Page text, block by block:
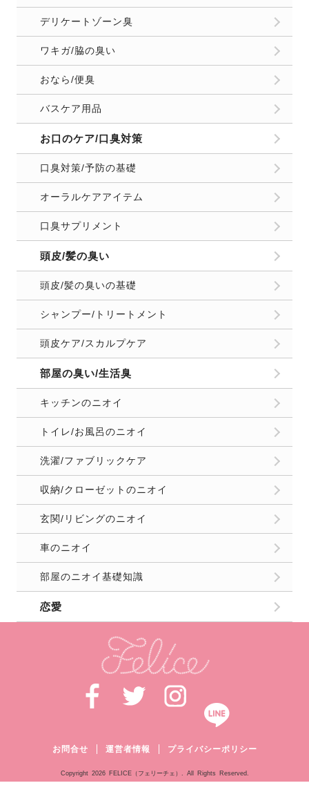
デリケートゾーン臭
ワキガ/脇の臭い
おなら/便臭
バスケア用品
お口のケア/口臭対策
口臭対策/予防の基礎
オーラルケアアイテム
口臭サプリメント
頭皮/髪の臭い
頭皮/髪の臭いの基礎
シャンプー/トリートメント
頭皮ケア/スカルプケア
部屋の臭い/生活臭
キッチンのニオイ
トイレ/お風呂のニオイ
洗濯/ファブリックケア
収納/クローゼットのニオイ
玄関/リビングのニオイ
車のニオイ
部屋のニオイ基礎知識
恋愛
お問合せ 運営者情報 プライバシーポリシー
Copyright 2026 FELICE（フェリーチェ）. All Rights Reserved.